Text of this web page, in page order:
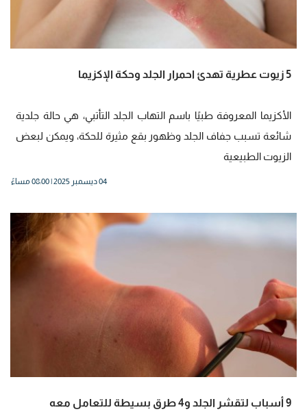
5 زيوت عطرية تهدئ احمرار الجلد وحكة الإكزيما
الأكزيما المعروفة طبيًا باسم التهاب الجلد التأتبي، هي حالة جلدية
شائعة تسبب جفاف الجلد وظهور بقع مثيرة للحكة، ويمكن لبعض
الزيوت الطبيعية
04 ديسمبر 2025 | 08:00 مساءً
9 أسباب لتقشر الجلد و4 طرق بسيطة للتعامل معه